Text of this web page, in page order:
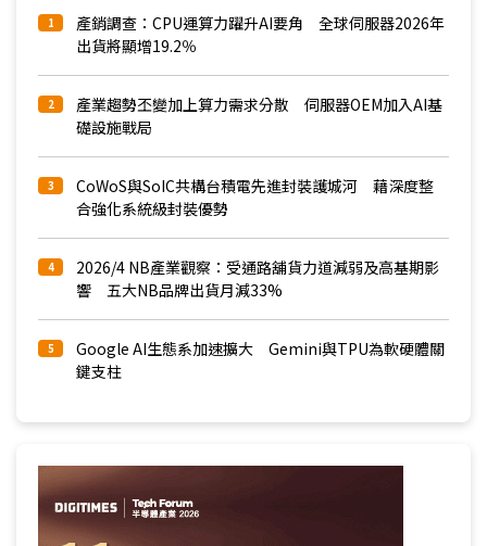
1
產銷調查：CPU運算力躍升AI要角 全球伺服器2026年
出貨將顯增19.2％
2
產業趨勢丕變加上算力需求分散 伺服器OEM加入AI基
礎設施戰局
3
CoWoS與SoIC共構台積電先進封裝護城河 藉深度整
合強化系統級封裝優勢
4
2026/4 NB產業觀察：受通路舖貨力道減弱及高基期影
響 五大NB品牌出貨月減33%
5
Google AI生態系加速擴大 Gemini與TPU為軟硬體關
鍵支柱